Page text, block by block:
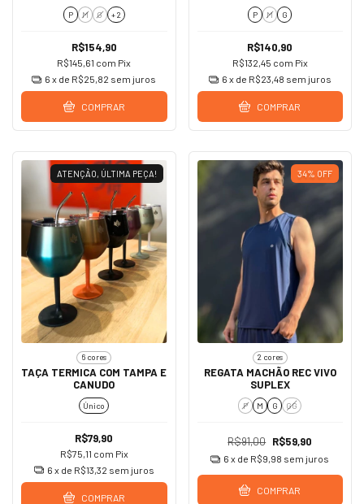
P M G + 2
R$154,90
R$145,61 com Pix
6 x de R$25,82 sem juros
COMPRAR
P M G
R$140,90
R$132,45 com Pix
6 x de R$23,48 sem juros
COMPRAR
ATENÇÃO, ÚLTIMA PEÇA!
6 cores
TAÇA TERMICA COM TAMPA E
CANUDO
Único
R$79,90
R$75,11 com Pix
6 x de R$13,32 sem juros
COMPRAR
34% OFF
2 cores
REGATA MACHÃO REC VIVO
SUPLEX
P M G GG
R$91,00 R$59,90
6 x de R$9,98 sem juros
COMPRAR